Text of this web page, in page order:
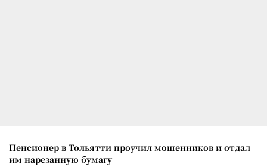
Пенсионер в Тольятти проучил мошенников и отдал
им нарезанную бумагу